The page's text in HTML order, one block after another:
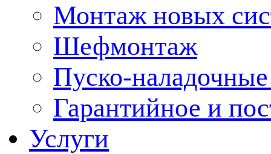
Монтаж новых
Шефмонтаж
Пуско-
Гарантийное и
Услуги